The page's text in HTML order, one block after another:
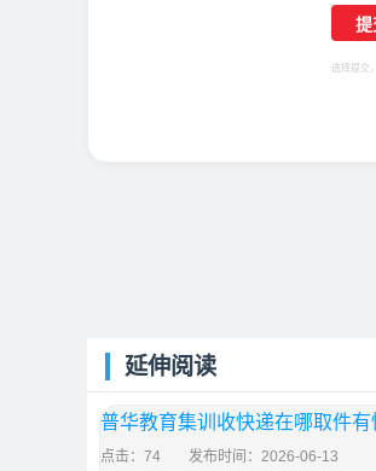
选择提交
延伸阅读
普华教育集训收快递在哪取件有
点击：74 发布时间：2026-06-13